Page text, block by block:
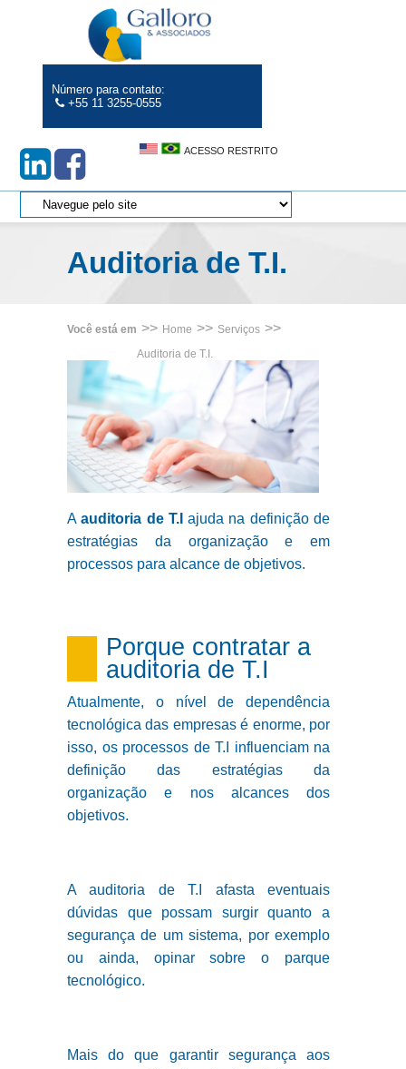
Número para contato:
+55 11 3255-0555
ACESSO RESTRITO
Auditoria de T.I.
Você está em >> Home >> Serviços >>
Auditoria de T.I.
Aauditoria de T.Iajuda na definição de
estratégias da organização e em
processos para alcance de objetivos.
Porque contratar a
auditoria de T.I
Atualmente, o nível de dependência
tecnológica das empresas é enorme, por
isso, os processos de T.I influenciam na
definição das estratégias da
organização e nos alcances dos
objetivos.
A auditoria de T.I afasta eventuais
dúvidas que possam surgir quanto a
segurança de um sistema, por exemplo
ou ainda, opinar sobre o parque
tecnológico.
Mais do que garantir segurança aos